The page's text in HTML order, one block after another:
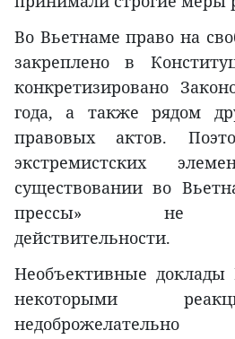
Во Вьетнаме право на
закреплено в
конкретизировано
года, а также рядом
правовых актов.
экстремистских
существовании во
прессы» не
действительности.
Необъективные доклады
некоторыми